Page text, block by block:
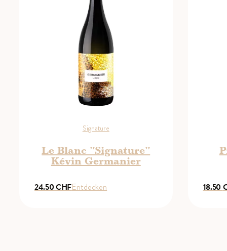
Signature
Le Blanc "Signature"
Kévin Germanier
24.50CHFEntdecken 18.50